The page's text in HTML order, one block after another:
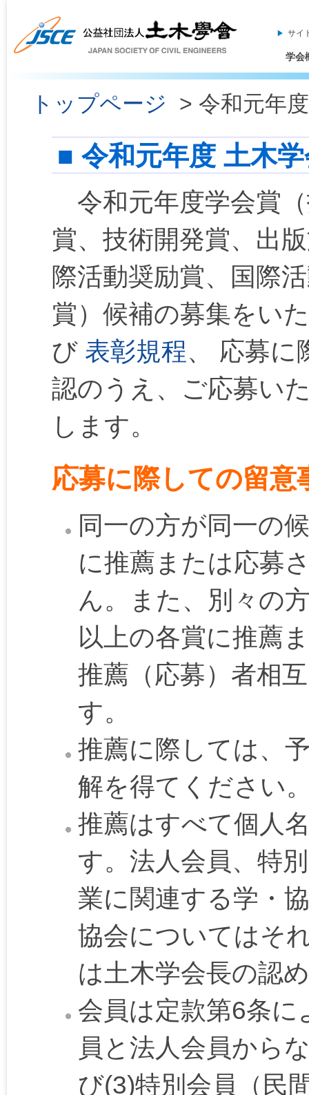
サイ
学会
トップページ > 令和元年
■ 令和元年度 土木
令和元年度学会賞
賞、技術開発賞、出
際活動奨励賞、国際
賞）候補の募集をい
び 表彰規程、 応募に
認のうえ、ご応募い
します。
応募に際しての留意
同一の方が同一の
に推薦または応募
ん。また、別々の
以上の各賞に推薦
推薦（応募）者相
す。
推薦に際しては、
解を得てください
推薦はすべて個人
す。法人会員、特
業に関連する学・
協会についてはそ
は土木学会長の認
会員は定款第6条に
員と法人会員から
び(3)特別会員（民